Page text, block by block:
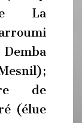
La
de
(élue